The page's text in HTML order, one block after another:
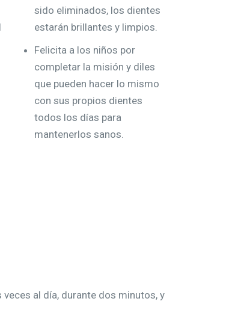
sido eliminados, los dientes
estarán brillantes y limpios.
Felicita a los niños por
completar la misión y diles
que pueden hacer lo mismo
con sus propios dientes
todos los días para
mantenerlos sanos.
al día, durante dos minutos, y